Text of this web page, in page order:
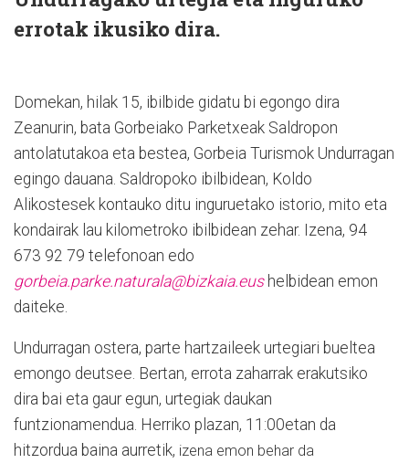
errotak ikusiko dira.
Domekan, hilak 15, ibilbide gidatu bi egongo dira
Zeanurin, bata Gorbeiako Parketxeak Saldropon
antolatutakoa eta bestea, Gorbeia Turismok Undurragan
egingo dauana. Saldropoko ibilbidean, Koldo
Alikostesek kontauko ditu inguruetako istorio, mito eta
kondairak lau kilometroko ibilbidean zehar. Izena, 94
673 92 79 telefonoan edo
gorbeia.parke.naturala@bizkaia.eushelbidean emon
daiteke.
Undurragan ostera, parte hartzaileek urtegiari bueltea
emongo deutsee. Bertan, errota zaharrak erakutsiko
dira bai eta gaur egun, urtegiak daukan
funtzionamendua. Herriko plazan, 11:00etan da
hitzordua baina aurretik, izena emon behar da